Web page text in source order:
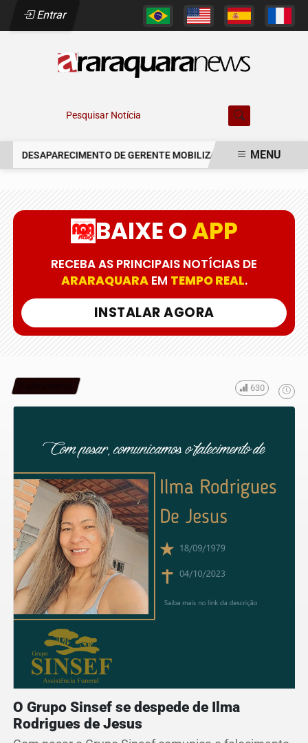
Entrar
Pesquisar Notícia
DESAPARECIMENTO DE GERENTE MOBILIZA AUTORIDADES EM
MENU
BAIXE OAPP
RECEBA AS PRINCIPAIS NOTÍCIAS DE
ARARAQUARAEM TEMPO REAL.
INSTALAR AGORA
630
O Grupo Sinsef se despede de Ilma
Rodrigues de Jesus